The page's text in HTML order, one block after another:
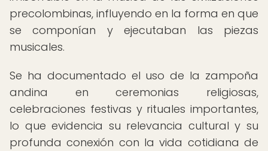
precolombinas, influyendo en la forma en que
se componían y ejecutaban las piezas
musicales.
Se ha documentado el uso de la zampoña
andina en ceremonias religiosas,
celebraciones festivas y rituales importantes,
lo que evidencia su relevancia cultural y su
profunda conexión con la vida cotidiana de